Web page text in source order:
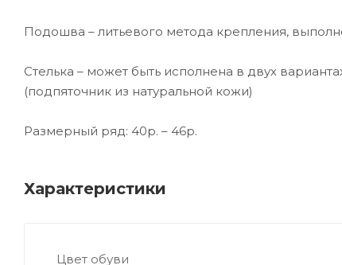
Подошва – литьевого метода крепления,
Стелька – может быть исполнена в двух
(подпяточник из натуральной кожи)
Размерный ряд: 40р. – 46р.
Характеристики
Цвет обуви